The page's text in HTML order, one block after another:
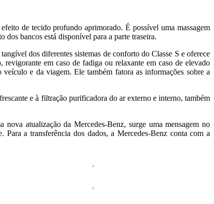
de tecido profundo aprimorado. É possível uma massagem
bancos está disponível para a parte traseira.
dos diferentes sistemas de conforto do Classe S e oferece
em caso de fadiga ou relaxante em caso de elevado
e da viagem. Ele também fatora as informações sobre a
e à filtração purificadora do ar externo e interno, também
atualização da Mercedes-Benz, surge uma mensagem no
a transferência dos dados, a Mercedes-Benz conta com a